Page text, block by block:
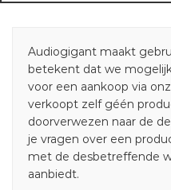
Audiogigant maakt
betekent dat we
voor een aankoop via
verkoopt zelf géén
doorverwezen naar de
je vragen over een
met de desbetreffende
aanbiedt.